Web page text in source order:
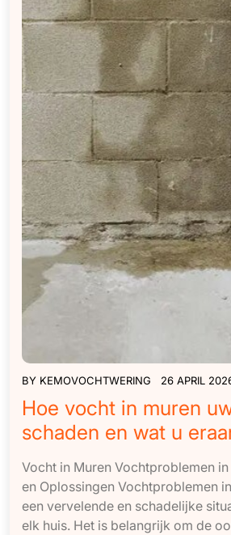
BY KEMOVOCHTWERING 26 APRIL
Hoe vocht in muren
schaden en wat u
Vocht in Muren Vochtproblemen
en Oplossingen Vochtproblemen
een vervelende en schadelijke
elk huis. Het is belangrijk om de